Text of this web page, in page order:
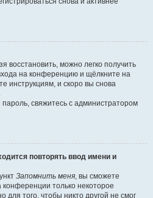
восстановить, можно легко получить
на конференцию и щёлкните на
инструкциям, и скоро вы снова
свяжитесь с администратором
повторять ввод имени и
Запомнить меня, вы сможете
только некоторое
для того, чтобы никто другой не смог